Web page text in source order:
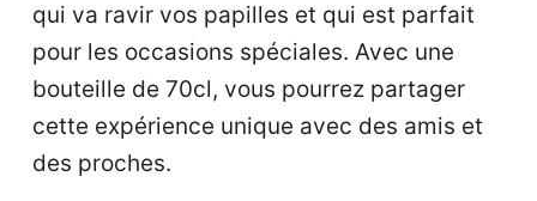
qui va ravir vos papilles et qui est parfait
pour les occasions spéciales. Avec une
bouteille de 70cl, vous pourrez partager
cette expérience unique avec des amis et
des proches.